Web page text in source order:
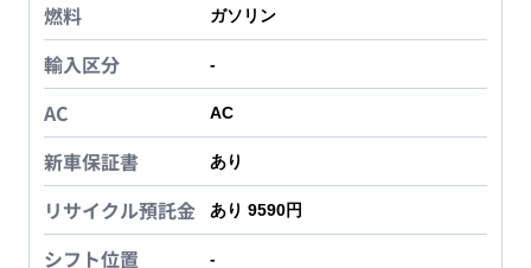
燃料 ガソリン
輸入区分 -
AC AC
新車保証書 あり
リサイクル預託金 あり 9590円
シフト位置 -